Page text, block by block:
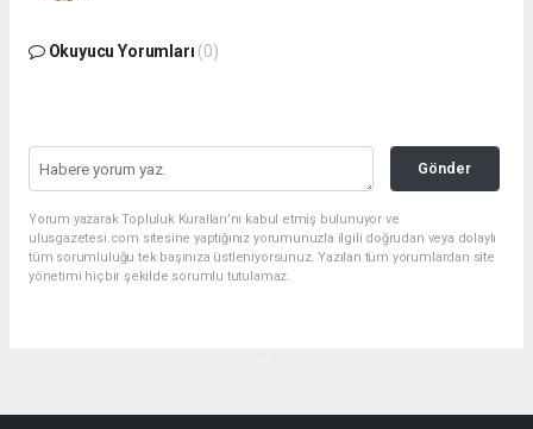
Okuyucu Yorumları (0)
Gönder
Yorum yazarak Topluluk Kuralları’nı kabul etmiş bulunuyor ve
ulusgazetesi.com sitesine yaptığınız yorumunuzla ilgili doğrudan veya dolaylı
tüm sorumluluğu tek başınıza üstleniyorsunuz. Yazılan tüm yorumlardan site
yönetimi hiçbir şekilde sorumlu tutulamaz.